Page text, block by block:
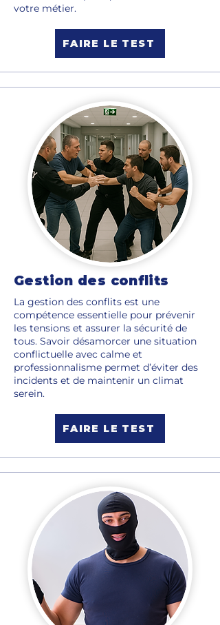
votre métier.
FAIRE LE TEST
Gestion des conflits
La gestion des conflits est une
compétence essentielle pour prévenir
les tensions et assurer la sécurité de
tous. Savoir désamorcer une situation
conflictuelle avec calme et
professionnalisme permet d’éviter des
incidents et de maintenir un climat
serein.
FAIRE LE TEST